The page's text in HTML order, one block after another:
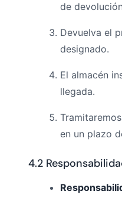
de
Devuelva el
designado.
El almacén
llegada.
en un plazo
4.2